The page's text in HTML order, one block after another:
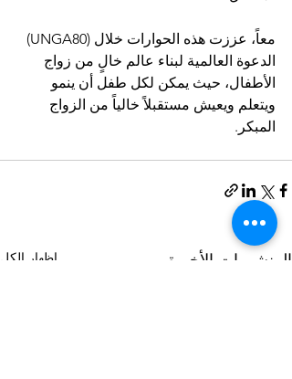
معاً، عززت هذه الحوارات خلال (UNGA80)
الدعوة العالمية لبناء عالم خالٍ من زواج
الأطفال، حيث يمكن لكل طفل أن ينمو
ويتعلم ويعيش مستقبلاً خالياً من الزواج
المبكر.
المنشورات الأخيرة إظهار الكل